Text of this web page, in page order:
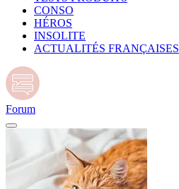
CONSO
HÉROS
INSOLITE
ACTUALITÉS FRANÇAISES
Forum